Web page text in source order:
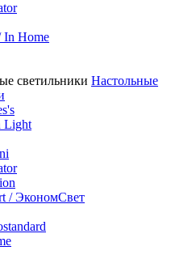
In Home
Настольные
Light
/ ЭкономСвет